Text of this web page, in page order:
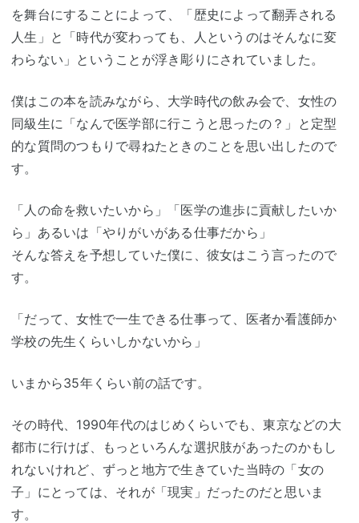
を舞台にすることによって、「歴史によって翻弄される
人生」と「時代が変わっても、人というのはそんなに変
わらない」ということが浮き彫りにされていました。
僕はこの本を読みながら、大学時代の飲み会で、女性の
同級生に「なんで医学部に行こうと思ったの？」と定型
的な質問のつもりで尋ねたときのことを思い出したので
す。
「人の命を救いたいから」「医学の進歩に貢献したいか
ら」あるいは「やりがいがある仕事だから」
そんな答えを予想していた僕に、彼女はこう言ったので
す。
「だって、女性で一生できる仕事って、医者か看護師か
学校の先生くらいしかないから」
いまから35年くらい前の話です。
その時代、1990年代のはじめくらいでも、東京などの大
都市に行けば、もっといろんな選択肢があったのかもし
れないけれど、ずっと地方で生きていた当時の「女の
子」にとっては、それが「現実」だったのだと思いま
す。